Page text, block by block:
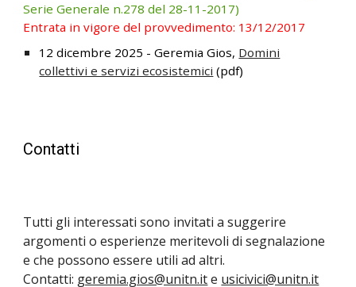
Serie Generale n.278 del 28-11-2017)
Entrata in vigore del provvedimento: 13/12/2017
12 dicembre 2025 - Geremia Gios, Domini
collettivi e servizi ecosistemici (pdf)
Contatti
Tutti gli interessati sono invitati a suggerire
argomenti o esperienze meritevoli di segnalazione
e che possono essere utili ad altri.
Contatti: geremia.gios@unitn.ite usicivici@unitn.it